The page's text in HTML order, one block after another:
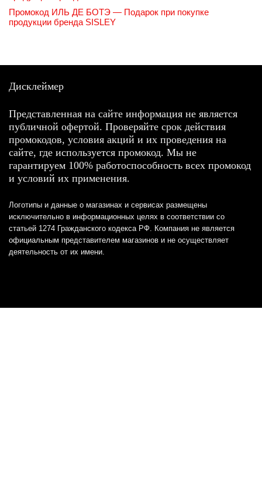
Промокод ИЛЬ ДЕ БОТЭ — Подарок при покупке
продукции бренда SISLEY
Дисклеймер
Представленная на сайте информация не является
публичной офертой. Проверяйте срок действия
промокодов, условия акций и их проведения на
сайте, где используется промокод. Мы не
гарантируем 100% работоспособность всех промокод
и условий их применения.
Логотипы и данные о магазинах и сервисах размещены
исключительно в информационных целях в соответствии со
статьей 1274 Гражданского кодекса РФ. Компания не является
официальным представителем магазинов и не осуществляет
деятельность от их имени.